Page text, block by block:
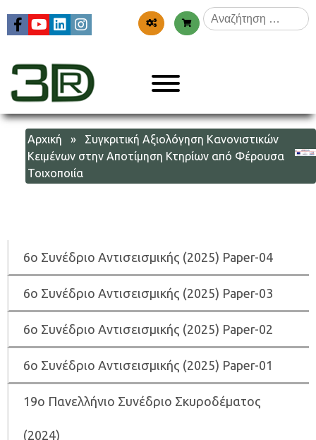
Αναζήτηση
για:
3dr
Αρχική » Συγκριτική Αξιολόγηση Κανονιστικών
Κειμένων στην Αποτίμηση Κτηρίων από Φέρουσα
Τοιχοποιία
6ο Συνέδριο Αντισεισμικής (2025) Paper-04
6ο Συνέδριο Αντισεισμικής (2025) Paper-03
6ο Συνέδριο Αντισεισμικής (2025) Paper-02
6ο Συνέδριο Αντισεισμικής (2025) Paper-01
19ο Πανελλήνιο Συνέδριο Σκυροδέματος
(2024)